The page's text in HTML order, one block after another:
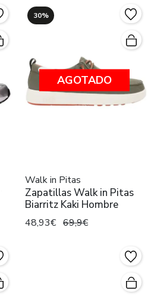
30%
AGOTADO
Walk in Pitas
Zapatillas Walk in Pitas
Biarritz Kaki Hombre
48,93€ 69,9€